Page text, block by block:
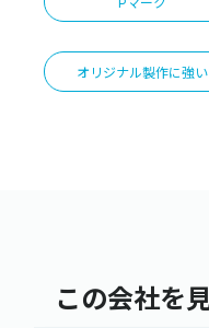
オリジナル製作に強い
この会社を